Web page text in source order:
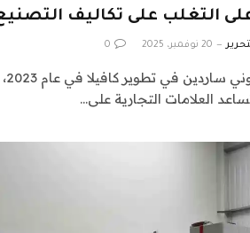
على التغلب على تكاليف
20 نوفمبر، 2025 0
العلامات التجارية على…